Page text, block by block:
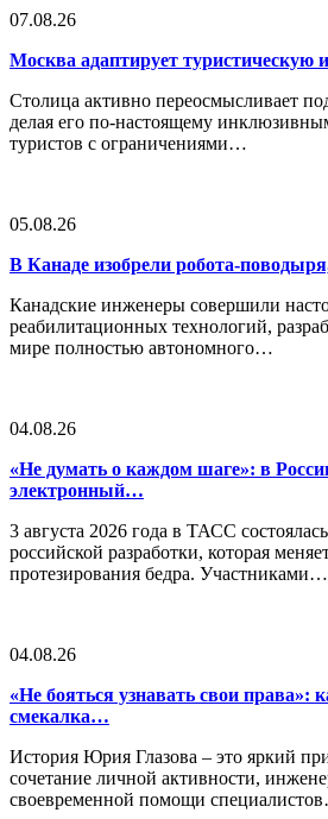
07.08.26
Москва адаптирует туристическую
Столица активно переосмысливает
делая его по-настоящему
туристов с ограничениями…
05.08.26
В Канаде изобрели робота-
Канадские инженеры совершили
реабилитационных технологий,
мире полностью автономного…
04.08.26
«Не думать о каждом шаге»: в
электронный…
3 августа 2026 года в ТАСС
российской разработки, которая
протезирования бедра. Участниками…
04.08.26
«Не бояться узнавать свои права»:
смекалка…
История Юрия Глазова – это яркий
сочетание личной активности,
своевременной помощи